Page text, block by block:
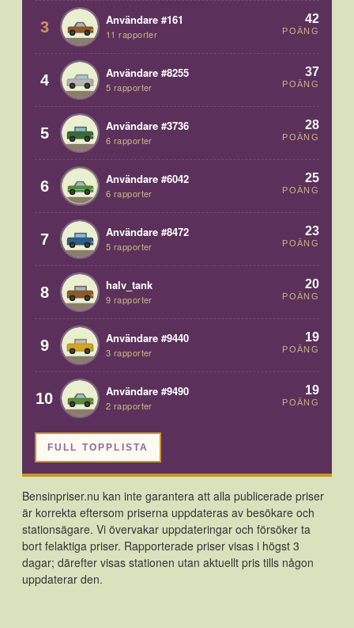
3 Användare #161
11 rapporter
42
POÄNG
4 Användare #8255
5 rapporter
37
POÄNG
5 Användare #3736
6 rapporter
28
POÄNG
6 Användare #6042
6 rapporter
25
POÄNG
7 Användare #8472
5 rapporter
23
POÄNG
8 halv_tank
9 rapporter
20
POÄNG
9 Användare #9440
3 rapporter
19
POÄNG
10 Användare #9490
2 rapporter
19
POÄNG
FULL TOPPLISTA
Bensinpriser.nu kan inte garantera att alla publicerade priser
är korrekta eftersom priserna uppdateras av besökare och
stationsägare. Vi övervakar uppdateringar och försöker ta
bort felaktiga priser. Rapporterade priser visas i högst 3
dagar; därefter visas stationen utan aktuellt pris tills någon
uppdaterar den.